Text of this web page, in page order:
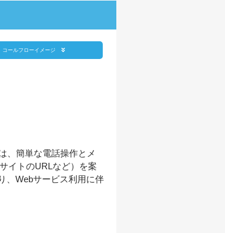
コールフローイメージ
、簡単な電話操作とメ
イトのURLなど）を案
、Webサービス利用に伴